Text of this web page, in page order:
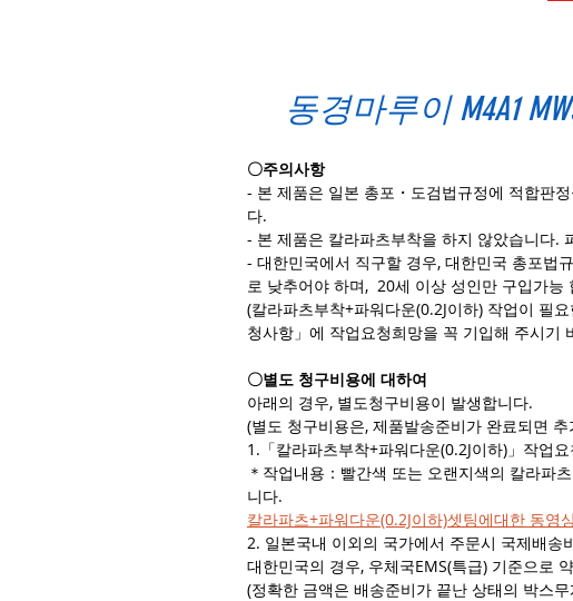
동경마루이 M4A1
〇주의사항
- 본 제품은 일본 총포・도검법규정에 적합판
다.
- 본 제품은 칼라파츠부착을 하지 않았습니다.
- 대한민국에서 직구할 경우, 대한민국 총포법
로 낮추어야 하며, 20세 이상 성인만 구입가능
(칼라파츠부착+파워다운(0.2J이하) 작업이 필
청사항」에 작업요청희망을 꼭 기입해 주시기
〇별도 청구비용에 대하여
아래의 경우, 별도청구비용이 발생합니다.
(별도 청구비용은, 제품발송준비가 완료되면
1.「칼라파츠부착+파워다운(0.2J이하)」작업
＊작업내용：빨간색 또는 오랜지색의 칼라파
니다.
칼라파츠+파워다운(0.2J이하)셋팅에대한 동영
2. 일본국내 이외의 국가에서 주문시 국제배송
대한민국의 경우, 우체국EMS(특급) 기준으로
(정확한 금액은 배송준비가 끝난 상태의 박스